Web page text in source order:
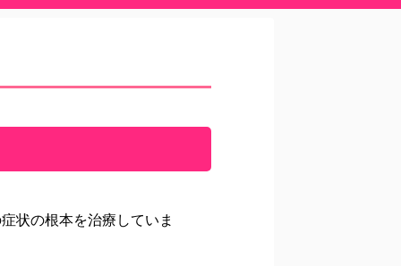
状の根本を治療していま